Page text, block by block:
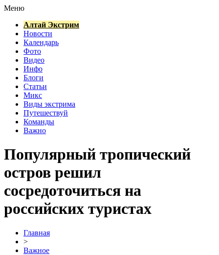
Меню
Алтай Экстрим
Новости
Календарь
Фото
Видео
Инфо
Блоги
Статьи
Микс
Виды экстрима
Путешествуй
Команды
Важно
Популярный тропический
остров решил
сосредоточиться на
российских туристах
Главная
>
Важное